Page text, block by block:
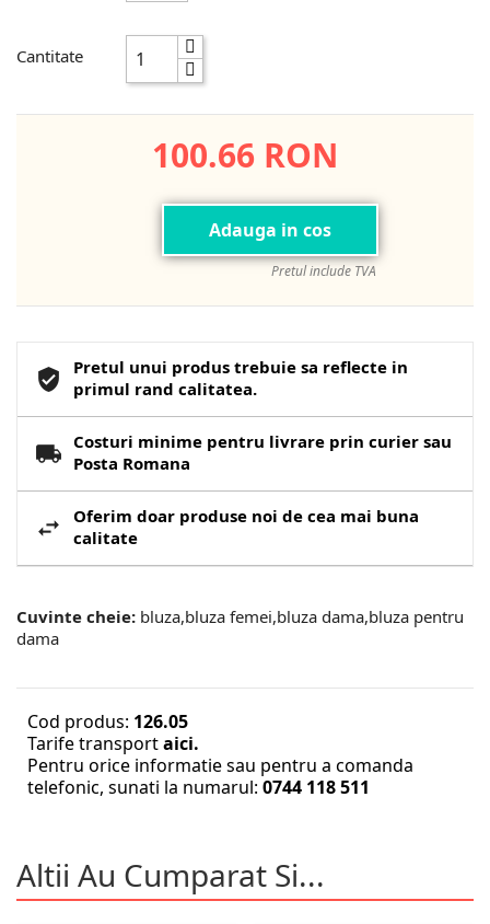
Cantitate
100.66 RON
Adauga in cos
Pretul include TVA
Pretul unui produs trebuie sa reflecte in
primul rand calitatea.
Costuri minime pentru livrare prin curier sau
Posta Romana
Oferim doar produse noi de cea mai buna
calitate
Cuvinte cheie: bluza,bluza femei,bluza dama,bluza pentru
dama
Cod produs: 126.05
Tarife transportaici.
Pentru orice informatie sau pentru a comanda
telefonic, sunati la numarul: 0744 118 511
Altii Au Cumparat Si...